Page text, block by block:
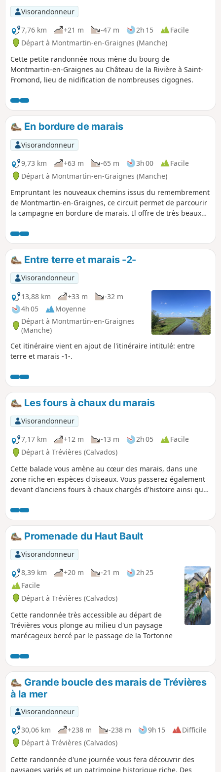
Visorandonneur
7,76 km
+21 m -47 m 2h 15
Facile
Départ à Montmartin-en-Graignes (Manche)
Cette petite randonnée nous mène du bourg de
Montmartin-en-Graignes au Château de la Rivière à Saint-
Fromond, lieu de nidification de nombreuses cigognes.
En bordure de marais
Visorandonneur
9,73 km
+63 m -65 m 3h 00
Facile
Départ à Montmartin-en-Graignes (Manche)
Empruntant les nouveaux chemins issus du remembrement
de Montmartin-en-Graignes, ce circuit permet de parcourir
la campagne en bordure de marais. Il offre de très beaux
Entre terre et marais -2-
Visorandonneur
13,88 km
+33 m
-32 m
4h 05
Moyenne
Départ à Montmartin-en-Graignes
(Manche)
Cet itinéraire vient en ajout de l'itinéraire intitulé: entre
terre et marais -1-.
Les fours à chaux du marais
Visorandonneur
7,17 km
+12 m -13 m 2h 05
Facile
Départ à Trévières (Calvados)
Cette balade vous amène au cœur des marais, dans une
zone riche en espèces d'oiseaux. Vous passerez également
devant d'anciens fours à chaux chargés d'histoire ainsi que
Promenade du Haut Bault
Visorandonneur
8,39 km
+20 m -21 m
2h 25
Facile
Départ à Trévières (Calvados)
Cette randonnée très accessible au départ de
Trévières vous plonge au milieu d'un paysage
marécageux bercé par le passage de la Tortonne
Grande boucle des marais de Trévières
à la mer
Visorandonneur
30,06 km
+238 m -238 m 9h 15
Difficile
Départ à Trévières (Calvados)
Cette randonnée d'une journée vous fera découvrir des
paysages variés et un patrimoine historique riche. Des